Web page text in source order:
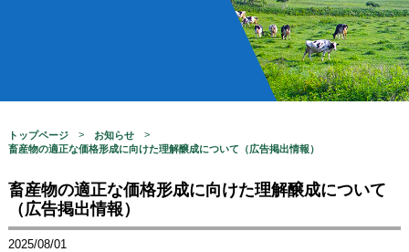
トップページ
お知らせ
畜産物の適正な価格形成に向けた理解醸成について（広告掲出情報）
畜産物の適正な価格形成に向けた理解醸成について
（広告掲出情報）
2025/08/01